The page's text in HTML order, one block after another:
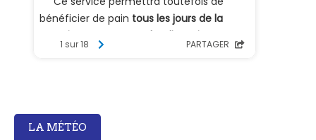
LA MÉTÉO